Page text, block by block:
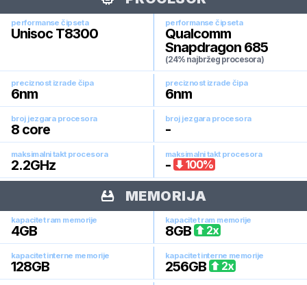
performanse čipseta
Unisoc T8300
performanse čipseta
Qualcomm
Snapdragon 685
(24% najbržeg procesora)
preciznost izrade čipa
6nm
preciznost izrade čipa
6nm
broj jezgara procesora
8 core
broj jezgara procesora
-
maksimalni takt procesora
2.2GHz
maksimalni takt procesora
- 100%
MEMORIJA
kapacitet ram memorije
4GB
kapacitet ram memorije
8GB 2x
kapacitet interne memorije
128GB
kapacitet interne memorije
256GB 2x